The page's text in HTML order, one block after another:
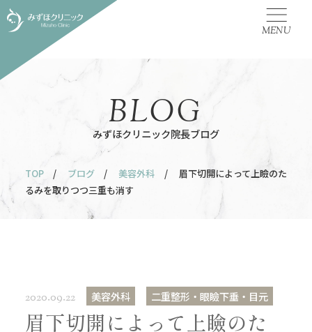
MENU
みずほクリニック院長ブログ
BLOG
TOP / ブログ / 美容外科
/ 眉下切開によって上瞼のた
るみを取りつつ三重も消す
2020.09.22 美容外科 二重整形・眼瞼下垂・目元
眉下切開によって上瞼のた